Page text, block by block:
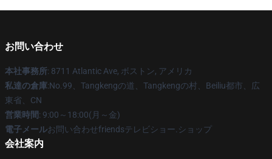
お問い合わせ
本社事務所: 8711 Atlantic Ave, ボストン, アメリカ
私達の倉庫:No.99、Tangkengの道、Tangkengの村、Beiliu都市、広
東省、CN
営業時間: 9:00～18:00(月～金)
電子メールお問い合わせfriendsテレビショー.ショップ
会社案内